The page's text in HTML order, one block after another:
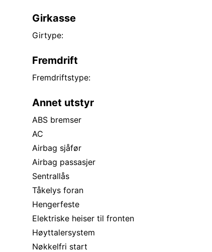
Girkasse
Girtype:
Fremdrift
Fremdriftstype:
Annet utstyr
ABS bremser
AC
Airbag sjåfør
Airbag passasjer
Sentrallås
Tåkelys foran
Hengerfeste
Elektriske heiser til fronten
Høyttalersystem
Nøkkelfri start